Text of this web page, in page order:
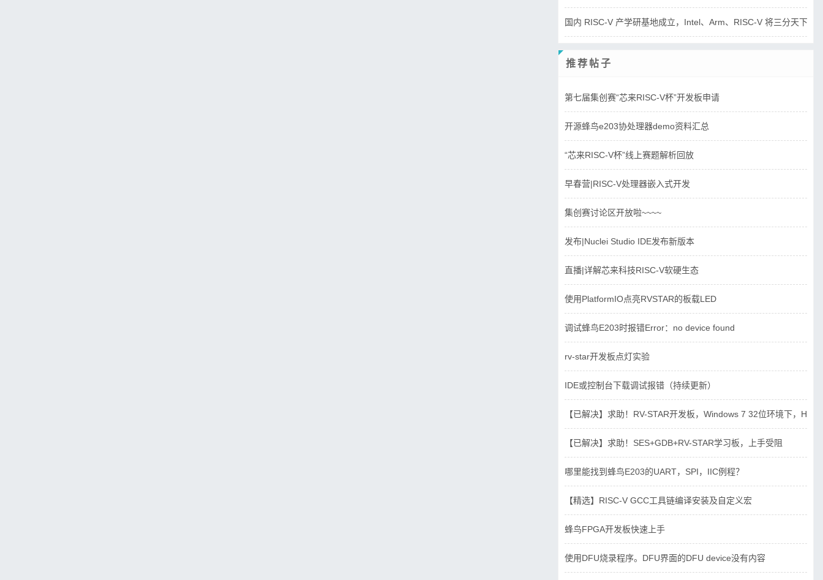
国内 RISC-V 产学研基地成立，Intel、Arm、RISC-V 将三分天下？
推荐帖子
第七届集创赛“芯来RISC-V杯”开发板申请
开源蜂鸟e203协处理器demo资料汇总
“芯来RISC-V杯”线上赛题解析回放
早春营|RISC-V处理器嵌入式开发
集创赛讨论区开放啦~~~~
发布|Nuclei Studio IDE发布新版本
直播|详解芯来科技RISC-V软硬生态
使用PlatformIO点亮RVSTAR的板载LED
调试蜂鸟E203时报错Error：no device found
rv-star开发板点灯实验
IDE或控制台下载调试报错（持续更新）
【已解决】求助！RV-STAR开发板，Windows 7 32位环境下，
【已解决】求助！SES+GDB+RV-STAR学习板，上手受阻
哪里能找到蜂鸟E203的UART，SPI，IIC例程？
【精选】RISC-V GCC工具链编译安装及自定义宏
蜂鸟FPGA开发板快速上手
使用DFU烧录程序。DFU界面的DFU device没有内容